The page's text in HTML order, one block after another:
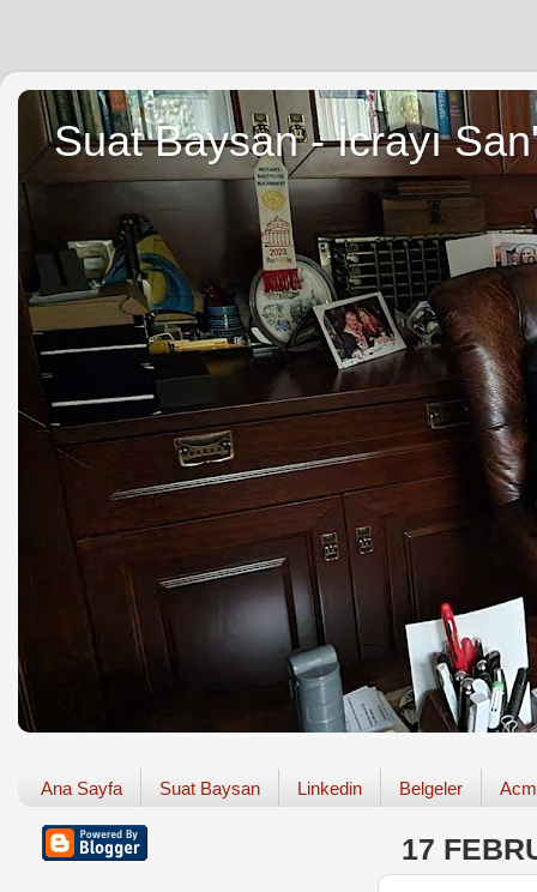
Suat Baysan - İcrayı
Ana Sayfa Suat Baysan Linkedin Belgeler
17